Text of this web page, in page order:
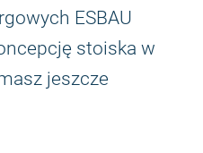
ESBAU
stoiska w
jeszcze